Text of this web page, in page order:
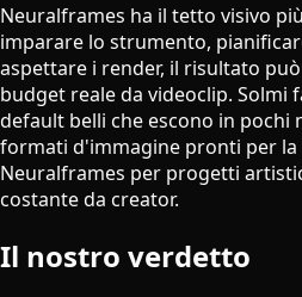
Neuralframes ha il tetto visivo
imparare lo strumento,
aspettare i render, il risultato
budget reale da videoclip. Solmi
default belli che escono in pochi
formati d'immagine pronti per la
Neuralframes per progetti
costante da creator.
Il nostro verdetto